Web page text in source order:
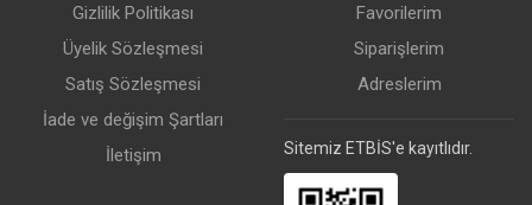
Gizlilik Politikası
Üyelik Sözleşmesi
Satış Sözleşmesi
İade ve değişim Şartları
İletişim
Favorilerim
Siparişlerim
Adreslerim
Sitemiz ETBİS'e kayıtlıdır.